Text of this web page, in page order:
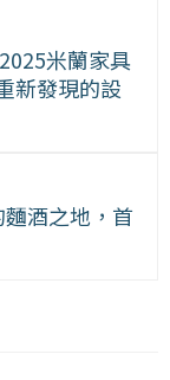
米蘭家具
新發現的設
酒之地，首